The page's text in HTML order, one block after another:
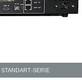
SERIE